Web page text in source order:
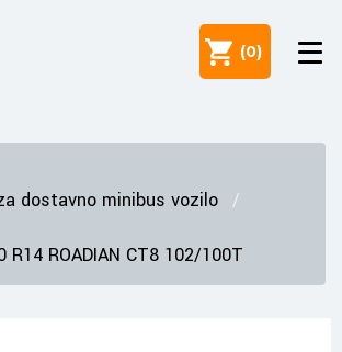
(0)
dostavno minibus vozilo
R14 ROADIAN CT8 102/100T